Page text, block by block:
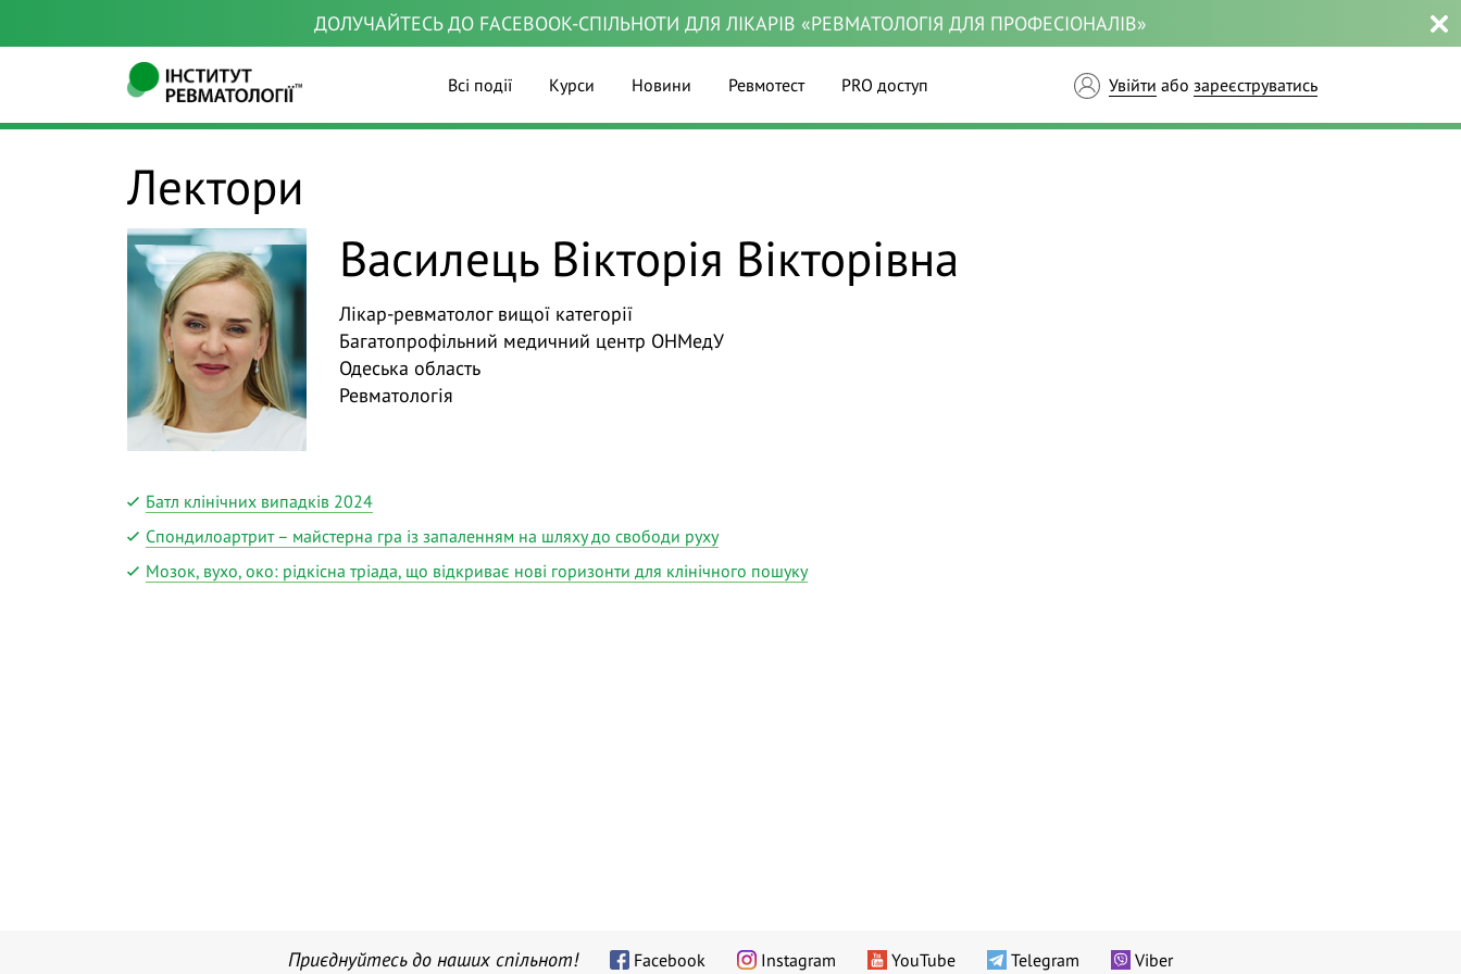
ДОЛУЧАЙТЕСЬ ДО FACEBOOK-СПІЛЬНОТИ ДЛЯ ЛІКАРІВ «РЕВМАТОЛОГІЯ ДЛЯ ПРОФЕСІОНАЛІВ»
Всі події Курси Новини Ревмотест PRO доступ Увійти або зареєструватись
Лектори
Василець Вікторія Вікторівна
Лікар-ревматолог вищої категорії
Багатопрофільний медичний центр ОНМедУ
Одеська область
Ревматологія
Батл клінічних випадків 2024
Спондилоартрит – майстерна гра із запаленням на шляху до свободи руху
Мозок, вухо, око: рідкісна тріада, що відкриває нові горизонти для клінічного пошуку
Приєднуйтесь до наших спільнот! Facebook Instagram YouTube Telegram Viber